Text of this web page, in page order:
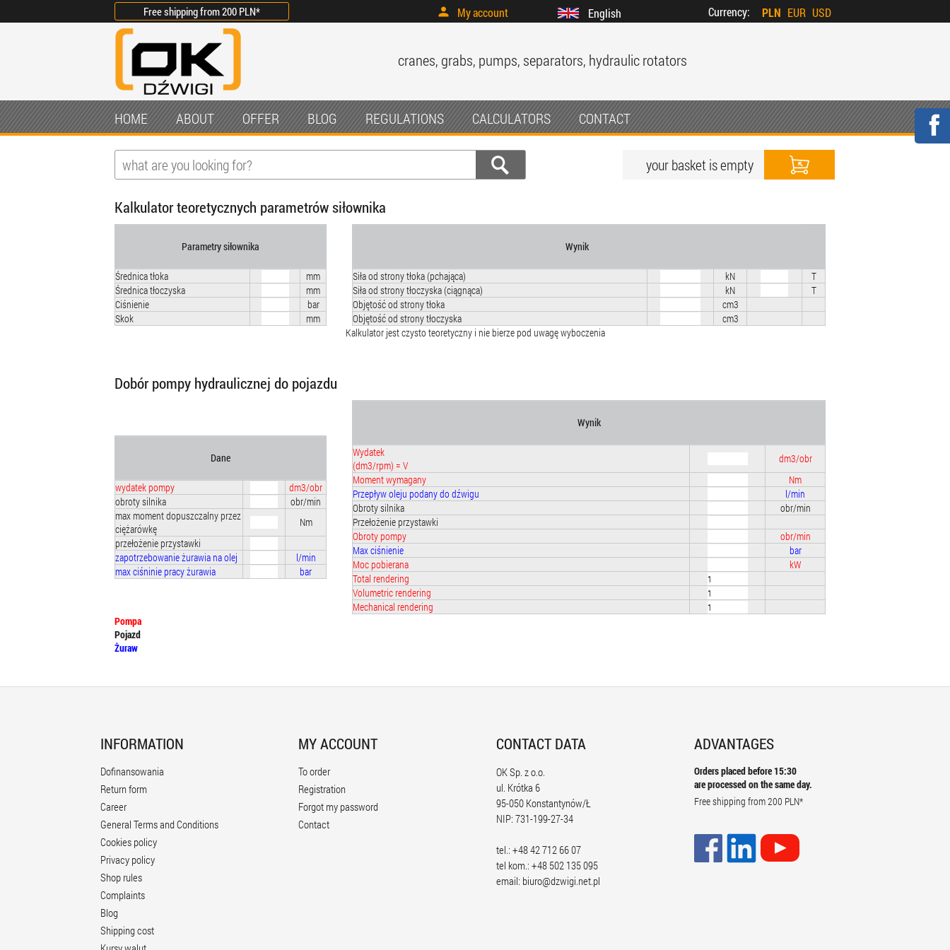
Free shipping from200 PLN* My account English Currency: PLN EUR USD
cranes, grabs, pumps, separators, hydraulic rotators
HOME ABOUT OFFER BLOG REGULATIONS CALCULATORS CONTACT
your basket is empty
Kalkulator teoretycznych parametrów siłownika
Parametry siłownika
Średnica tłoka
mm
Średnica tłoczyska
mm
Ciśnienie
bar
Skok
mm
Wynik
Siła od strony tłoka (pchająca) kN
T
Siła od strony tłoczyska (ciągnąca)
kN
T
Objętość od strony tłoka
cm3
Objętość od strony tłoczyska
cm3
Kalkulator jest czysto teoretyczny i nie bierze pod uwagę wyboczenia
Dobór pompy hydraulicznej do pojazdu
Dane
wydatek pompy
dm3/obr
obroty silnika
obr/min
max moment dopuszczalny przez
ciężarówkę
Nm
przełożenie przystawki
zapotrzebowanie żurawia na olej
l/min
max ciśninie pracy żurawia
bar
Wynik
Wydatek
(dm3/rpm) = V
dm3/obr
Moment wymagany
Nm
Przepływ oleju podany do dźwigu
l/min
Obroty silnika
obr/min
Przełożenie przystawki
Obroty pompy
obr/min
Max ciśnienie
bar
Moc pobierana
kW
Total rendering
Volumetric rendering
Mechanical rendering
Pompa
Pojazd
Żuraw
INFORMATION
Dofinansowania
Return form
Career
General Terms and Conditions
Cookies policy
Privacy policy
Shop rules
Complaints
Blog
Shipping cost
MY ACCOUNT
To order
Registration
Forgot my password
Contact
CONTACT DATA
OK Sp. z o.o.
ul. Krótka 6
95-050 Konstantynów/Ł
NIP: 731-199-27-34
tel.: +48 42 712 66 07
tel kom.: +48 502 135 095
email: biuro@dzwigi.net.pl
ADVANTAGES
Orders placed before 15:30
are processed on the same day.
Free shipping from200 PLN*